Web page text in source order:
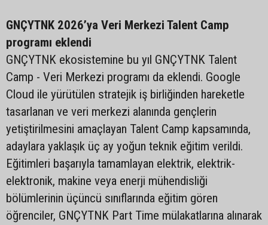
GNÇYTNK 2026’ya Veri Merkezi Talent Camp
programı eklendi
GNÇYTNK ekosistemine bu yıl GNÇYTNK Talent
Camp - Veri Merkezi programı da eklendi. Google
Cloud ile yürütülen stratejik iş birliğinden hareketle
tasarlanan ve veri merkezi alanında gençlerin
yetiştirilmesini amaçlayan Talent Camp kapsamında,
adaylara yaklaşık üç ay yoğun teknik eğitim verildi.
Eğitimleri başarıyla tamamlayan elektrik, elektrik-
elektronik, makine veya enerji mühendisliği
bölümlerinin üçüncü sınıflarında eğitim gören
öğrenciler, GNÇYTNK Part Time mülakatlarına alınarak